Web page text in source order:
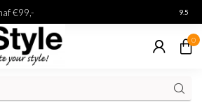
€99,- 9.5
0